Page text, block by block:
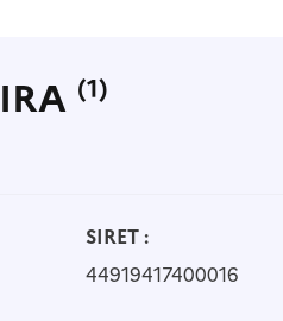
(1)
SIRET :
44919417400016